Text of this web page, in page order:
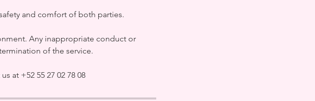
and comfort of both parties.
Any inappropriate conduct or
of the service.
at +52 55 27 02 78 08